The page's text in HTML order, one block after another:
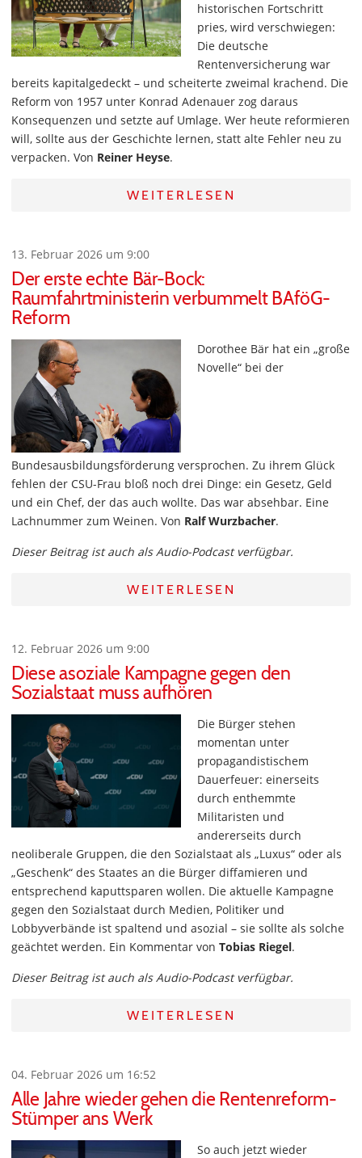
historischen Fortschritt
pries, wird verschwiegen:
Die deutsche
Rentenversicherung war
bereits kapitalgedeckt – und scheiterte zweimal krachend. Die
Reform von 1957 unter Konrad Adenauer zog daraus
Konsequenzen und setzte auf Umlage. Wer heute reformieren
will, sollte aus der Geschichte lernen, statt alte Fehler neu zu
verpacken. Von Reiner Heyse.
WEITERLESEN
13. Februar 2026 um 9:00
Der erste echte Bär-Bock:
Raumfahrtministerin verbummelt BAföG-
Reform
Dorothee Bär hat ein „große
Novelle“ bei der
Bundesausbildungsförderung versprochen. Zu ihrem Glück
fehlen der CSU-Frau bloß noch drei Dinge: ein Gesetz, Geld
und ein Chef, der das auch wollte. Das war absehbar. Eine
Lachnummer zum Weinen. Von Ralf Wurzbacher.
Dieser Beitrag ist auch als Audio-Podcast verfügbar.
WEITERLESEN
12. Februar 2026 um 9:00
Diese asoziale Kampagne gegen den
Sozialstaat muss aufhören
Die Bürger stehen
momentan unter
propagandistischem
Dauerfeuer: einerseits
durch enthemmte
Militaristen und
andererseits durch
neoliberale Gruppen, die den Sozialstaat als „Luxus“ oder als
„Geschenk“ des Staates an die Bürger diffamieren und
entsprechend kaputtsparen wollen. Die aktuelle Kampagne
gegen den Sozialstaat durch Medien, Politiker und
Lobbyverbände ist spaltend und asozial – sie sollte als solche
geächtet werden. Ein Kommentar von Tobias Riegel.
Dieser Beitrag ist auch als Audio-Podcast verfügbar.
WEITERLESEN
04. Februar 2026 um 16:52
Alle Jahre wieder gehen die Rentenreform-
Stümper ans Werk
So auch jetzt wieder